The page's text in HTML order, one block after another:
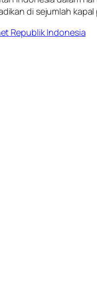
di sejumlah
Republik Indonesia